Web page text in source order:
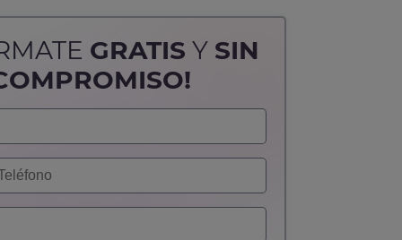
GRATIS Y SIN